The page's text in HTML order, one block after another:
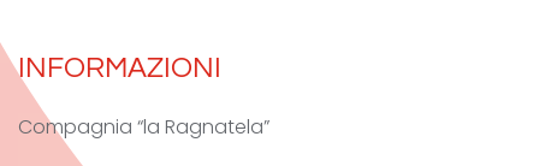
INFORMAZIONI
Compagnia “la Ragnatela”